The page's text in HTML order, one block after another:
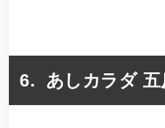
あしカラダ 五